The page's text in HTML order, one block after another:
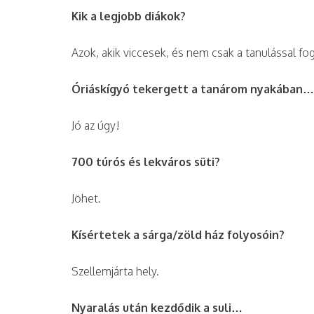
Kik a legjobb diákok?
Azok, akik viccesek, és nem csak a tanulással
Óriáskígyó tekergett a tanárom nyakában…
Jó az úgy!
700 túrós és lekváros süti?
Jöhet.
Kísértetek a sárga/zöld ház folyosóin?
Szellemjárta hely.
Nyaralás után kezdődik a suli…